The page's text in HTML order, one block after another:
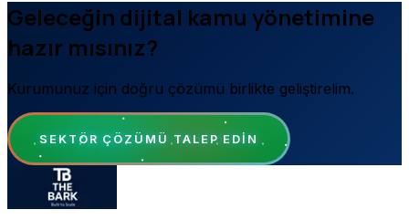
Geleceğin dijital kamu yönetimine
hazır mısınız?
Kurumunuz için doğru çözümü birlikte geliştirelim.
SEKTÖR ÇÖZÜMÜ TALEP EDIN